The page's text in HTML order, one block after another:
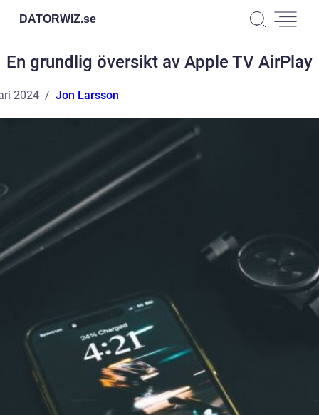
DATORWIZ.se
En grundlig översikt av Apple TV AirPlay
2024 Jon Larsson